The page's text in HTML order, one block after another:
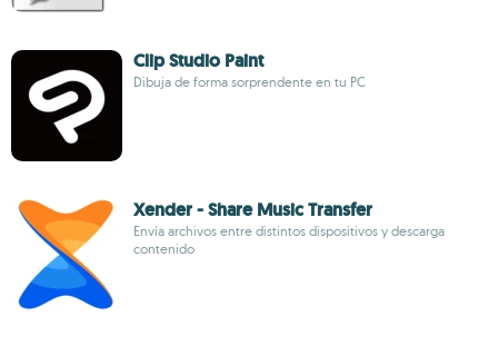
Clip Studio Paint
Dibuja de forma sorprendente en tu PC
Xender - Share Music Transfer
Envía archivos entre distintos dispositivos y descarga
contenido